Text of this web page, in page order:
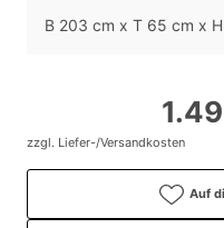
B 203 cm x T 65 cm x
zzgl. Liefer-/Versandkosten
Auf